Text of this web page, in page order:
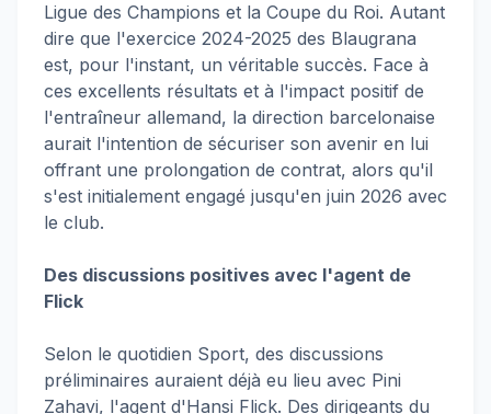
Ligue des Champions et la Coupe du Roi. Autant
dire que l'exercice 2024-2025 des Blaugrana
est, pour l'instant, un véritable succès. Face à
ces excellents résultats et à l'impact positif de
l'entraîneur allemand, la direction barcelonaise
aurait l'intention de sécuriser son avenir en lui
offrant une prolongation de contrat, alors qu'il
s'est initialement engagé jusqu'en juin 2026 avec
le club.
Des discussions positives avec l'agent de
Flick
Selon le quotidien Sport, des discussions
préliminaires auraient déjà eu lieu avec Pini
Zahavi, l'agent d'Hansi Flick. Des dirigeants du